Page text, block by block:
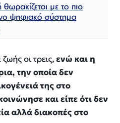
θωρακίζεται με το πιο
ψηφιακό σύστημα
οι τρεις,ενώ και η
την οποία δεν
της στο
και είπε ότι δεν
αλλά διακοπές στο